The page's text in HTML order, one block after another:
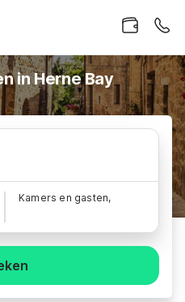
in Herne Bay
Kamers en gasten,